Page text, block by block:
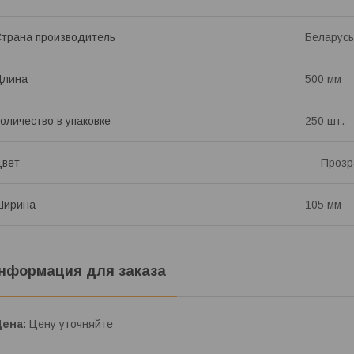
производитель Беларусь
500 мм
в упаковке 250 шт.
105 мм
для заказа
Цену уточняйте